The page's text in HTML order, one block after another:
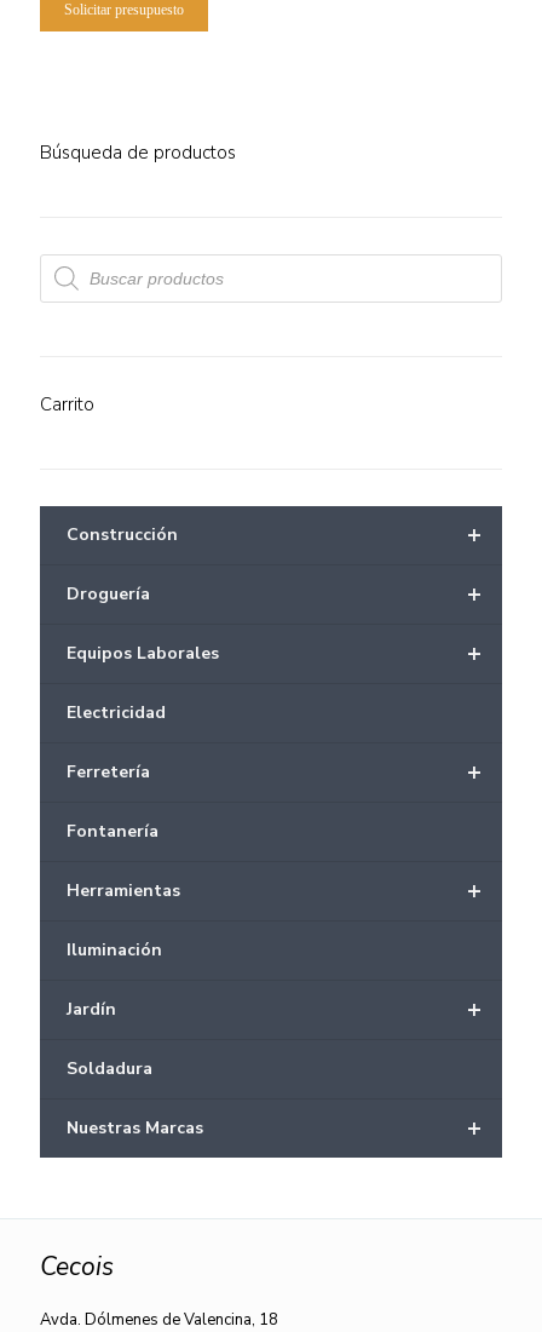
Solicitar presupuesto
Búsqueda de productos
Búsqueda
de
productos
Carrito
+
Construcción
+
Droguería
+
Equipos Laborales
Electricidad
+
Ferretería
Fontanería
+
Herramientas
Iluminación
+
Jardín
Soldadura
+
Nuestras Marcas
Cecois
Avda. Dólmenes de Valencina, 18